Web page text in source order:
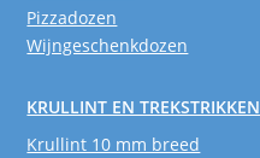
Pizzadozen
Wijngeschenkdozen
KRULLINT EN TREKSTRIKKEN
Krullint 10 mm breed